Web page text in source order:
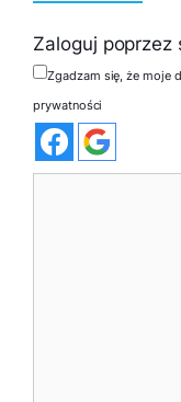
Zaloguj poprzez
Zgadzam się, że moje
prywatności